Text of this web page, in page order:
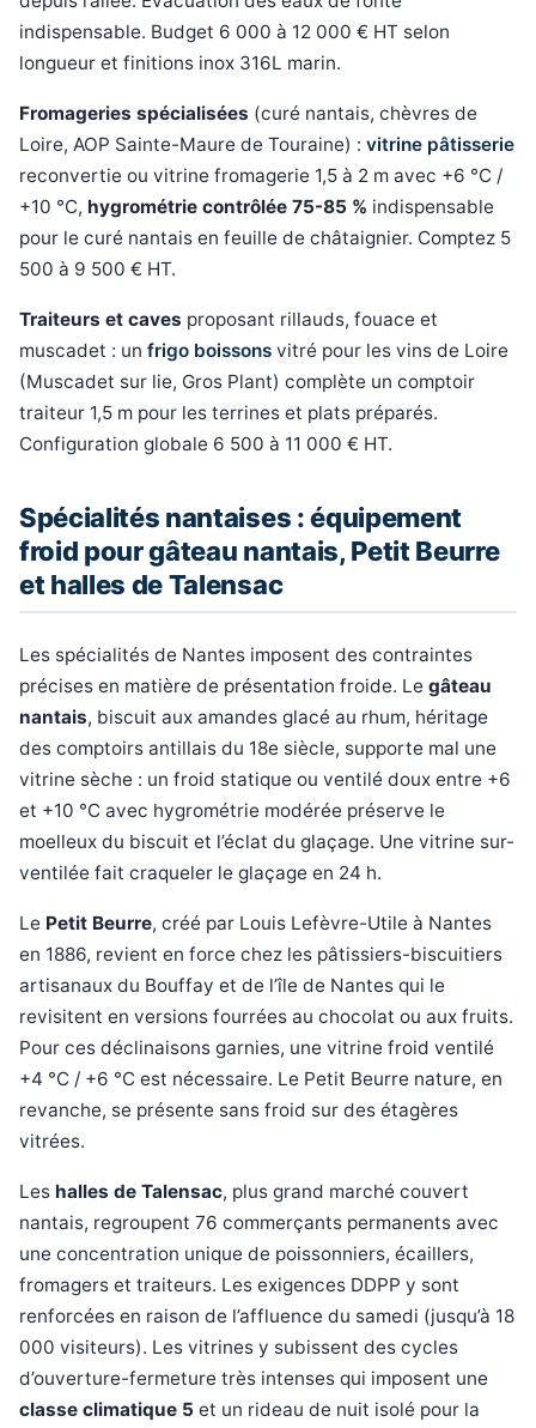
indispensable. Budget 6 000 à 12 000 € HT selon
longueur et finitions inox 316L marin.
Fromageries spécialisées (curé nantais, chèvres de
Loire, AOP Sainte-Maure de Touraine) : vitrine pâtisserie
reconvertie ou vitrine fromagerie 1,5 à 2 m avec +6 °C /
+10 °C, hygrométrie contrôlée 75-85 % indispensable
pour le curé nantais en feuille de châtaignier. Comptez 5
500 à 9 500 € HT.
Traiteurs et caves proposant rillauds, fouace et
muscadet : un frigo boissons vitré pour les vins de Loire
(Muscadet sur lie, Gros Plant) complète un comptoir
traiteur 1,5 m pour les terrines et plats préparés.
Configuration globale 6 500 à 11 000 € HT.
Spécialités nantaises : équipement
froid pour gâteau nantais, Petit Beurre
et halles de Talensac
Les spécialités de Nantes imposent des contraintes
précises en matière de présentation froide. Le gâteau
nantais, biscuit aux amandes glacé au rhum, héritage
des comptoirs antillais du 18e siècle, supporte mal une
vitrine sèche : un froid statique ou ventilé doux entre +6
et +10 °C avec hygrométrie modérée préserve le
moelleux du biscuit et l’éclat du glaçage. Une vitrine sur-
ventilée fait craqueler le glaçage en 24 h.
Le Petit Beurre, créé par Louis Lefèvre-Utile à Nantes
en 1886, revient en force chez les pâtissiers-biscuitiers
artisanaux du Bouffay et de l’île de Nantes qui le
revisitent en versions fourrées au chocolat ou aux fruits.
Pour ces déclinaisons garnies, une vitrine froid ventilé
+4 °C / +6 °C est nécessaire. Le Petit Beurre nature, en
revanche, se présente sans froid sur des étagères
vitrées.
Les halles de Talensac, plus grand marché couvert
nantais, regroupent 76 commerçants permanents avec
une concentration unique de poissonniers, écaillers,
fromagers et traiteurs. Les exigences DDPP y sont
renforcées en raison de l’affluence du samedi (jusqu’à 18
000 visiteurs). Les vitrines y subissent des cycles
d’ouverture-fermeture très intenses qui imposent une
classe climatique 5 et un rideau de nuit isolé pour la